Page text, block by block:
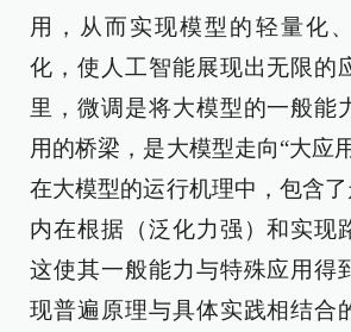
用，从而实现模型的轻量化
化，使人工智能展现出无限的
里，微调是将大模型的一般能
用的桥梁，是大模型走向“大应
在大模型的运行机理中，包含了
内在根据（泛化力强）和实现
这使其一般能力与特殊应用得
现普遍原理与具体实践相结合